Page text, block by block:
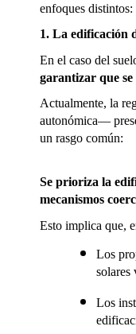
enfoques distintos:
1. La edificación
garantizar que se
Actualmente, la
autonómica—
un rasgo común:
Se prioriza la
mecanismos
Esto implica que,
Los
solares
Los